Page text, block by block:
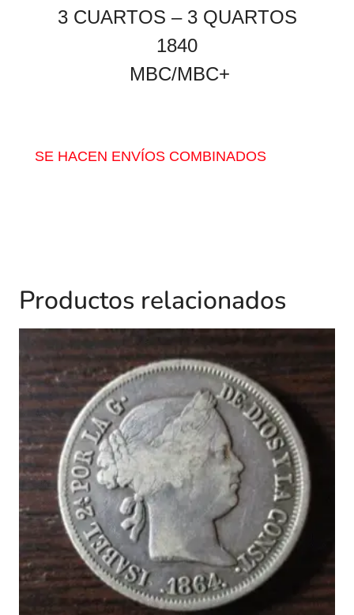
3 CUARTOS – 3 QUARTOS
1840
MBC/MBC+
SE HACEN ENVÍOS COMBINADOS
Productos relacionados